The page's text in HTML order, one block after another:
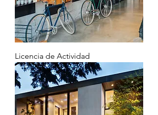
Licencia de Actividad